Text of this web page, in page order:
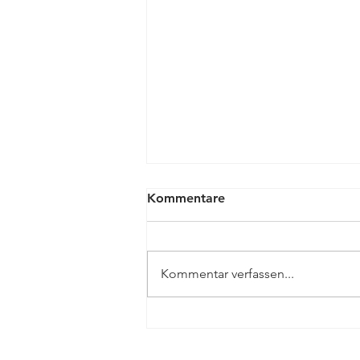
Kommentare
Kommentar verfassen...